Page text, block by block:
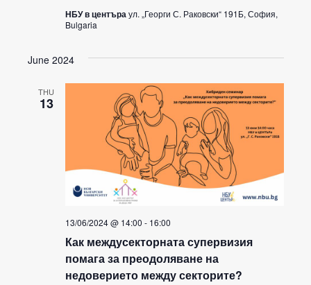
НБУ в центъраул. „Георги С. Раковски“ 191Б, София,
Bulgaria
June 2024
THU
13
Как междусекторната супервизия
помага за преодоляване на
недоверието между секторите?
13/06/2024 @ 14:00 - 16:00